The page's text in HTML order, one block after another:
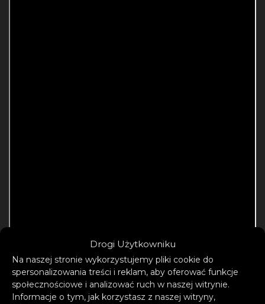
Drogi Użytkowniku
Na naszej stronie wykorzystujemy pliki cookie do
spersonalizowania treści i reklam, aby oferować funkcje
społecznościowe i analizować ruch w naszej witrynie.
Informacje o tym, jak korzystasz z naszej witryny,